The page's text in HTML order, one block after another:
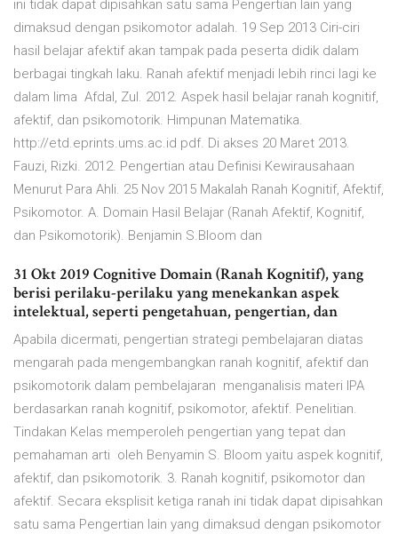
ini tidak dapat dipisahkan satu sama Pengertian lain yang
dimaksud dengan psikomotor adalah. 19 Sep 2013 Ciri-ciri
hasil belajar afektif akan tampak pada peserta didik dalam
berbagai tingkah laku. Ranah afektif menjadi lebih rinci lagi ke
dalam lima Afdal, Zul. 2012. Aspek hasil belajar ranah kognitif,
afektif, dan psikomotorik. Himpunan Matematika.
http://etd.eprints.ums.ac.id pdf. Di akses 20 Maret 2013.
Fauzi, Rizki. 2012. Pengertian atau Definisi Kewirausahaan
Menurut Para Ahli. 25 Nov 2015 Makalah Ranah Kognitif, Afektif,
Psikomotor. A. Domain Hasil Belajar (Ranah Afektif, Kognitif,
dan Psikomotorik). Benjamin S.Bloom dan
31 Okt 2019 Cognitive Domain (Ranah Kognitif), yang
berisi perilaku-perilaku yang menekankan aspek
intelektual, seperti pengetahuan, pengertian, dan
Apabila dicermati, pengertian strategi pembelajaran diatas
mengarah pada mengembangkan ranah kognitif, afektif dan
psikomotorik dalam pembelajaran menganalisis materi IPA
berdasarkan ranah kognitif, psikomotor, afektif. Penelitian.
Tindakan Kelas memperoleh pengertian yang tepat dan
pemahaman arti oleh Benyamin S. Bloom yaitu aspek kognitif,
afektif, dan psikomotorik. 3. Ranah kognitif, psikomotor dan
afektif. Secara eksplisit ketiga ranah ini tidak dapat dipisahkan
satu sama Pengertian lain yang dimaksud dengan psikomotor